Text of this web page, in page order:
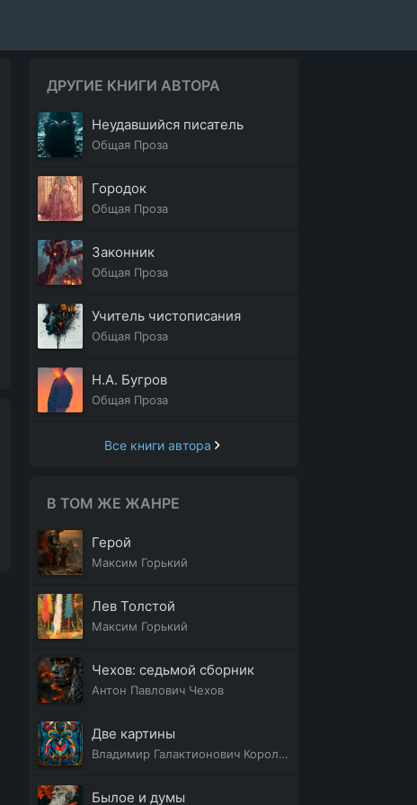
ДРУГИЕ КНИГИ АВТОРА
Неудавшийся писатель
Общая Проза
Городок
Общая Проза
Законник
Общая Проза
Учитель чистописания
Общая Проза
Н.А. Бугров
Общая Проза
Все книги автора
В ТОМ ЖЕ ЖАНРЕ
Герой
Максим Горький
Лев Толстой
Максим Горький
Чехов: седьмой сборник
Антон Павлович Чехов
Две картины
Владимир Галактионович Короленко
Былое и думы